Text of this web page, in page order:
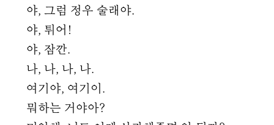
야, 그럼 정우 술래야.
야, 튀어!
야, 잠깐.
나, 나, 나, 나.
여기야, 여기이.
뭐하는 거야아?